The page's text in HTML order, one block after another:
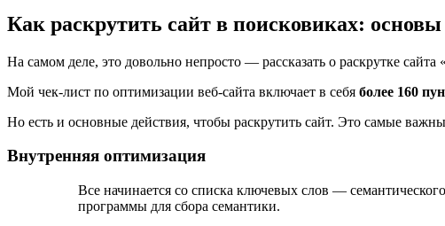
Как раскрутить сайт в поисковиках: основы
На самом деле, это довольно непросто — рассказать о раскрутке сайта
Мой чек-лист по оптимизации веб-сайта включает в себя более 160
Но есть и основные действия, чтобы раскрутить сайт. Это самые
Внутренняя оптимизация
Все начинается со списка ключевых слов —
программы для сбора семантики.